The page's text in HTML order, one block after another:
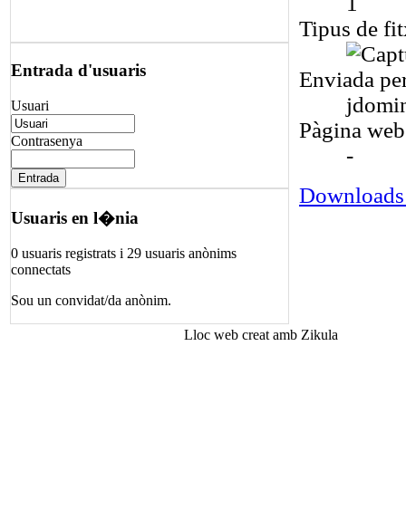
Entrada d'usuaris
Usuari
Contrasenya
Usuaris en l�nia
0 usuaris registrats i 29 usuaris anònims
connectats
Sou un convidat/da anònim.
Tipus de
Enviada
Pàgina web
-
Lloc web creat amb Zikula